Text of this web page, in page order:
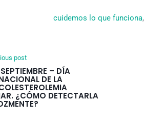
cuidemos lo que funciona,
post
– DÍA
DE LA
¿CÓMO DETECTARLA